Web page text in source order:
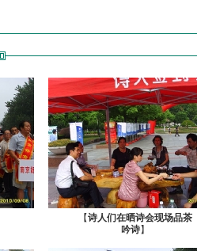
【诗人们在晒诗会现场品茶
吟诗】